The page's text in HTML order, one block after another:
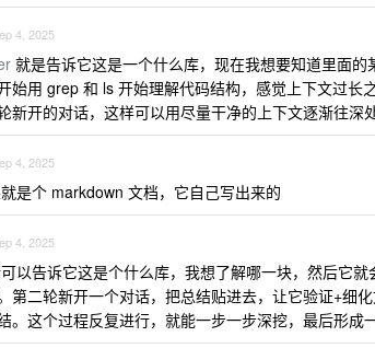
4, 2025
就是告诉它这是一个什么库，现在我想要知道里面
始用 grep 和 ls 开始理解代码结构，感觉上下文过长
新开的对话，这样可以用尽量干净的上下文逐渐往深
4, 2025
是个 markdown 文档，它自己写出来的
4, 2025
以告诉它这是个什么库，我想了解哪一块，然后它
第二轮新开一个对话，把总结贴进去，让它验证+细
。这个过程反复进行，就能一步一步深挖，最后形成